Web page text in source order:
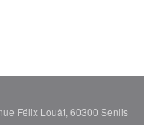
Félix Louât, 60300 Senlis